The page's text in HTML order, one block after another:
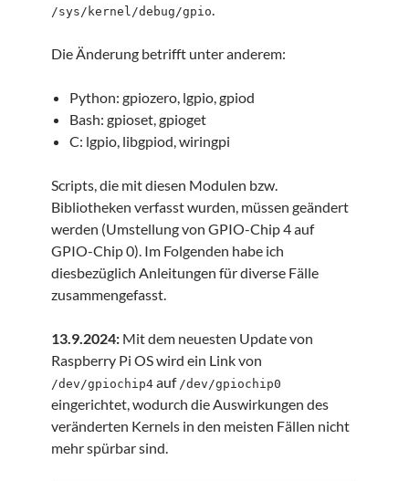
/sys/kernel/debug/gpio.
Die Änderung betrifft unter anderem:
Python: gpiozero, lgpio, gpiod
Bash: gpioset, gpioget
C: lgpio, libgpiod, wiringpi
Scripts, die mit diesen Modulen bzw.
Bibliotheken verfasst wurden, müssen geändert
werden (Umstellung von GPIO-Chip 4 auf
GPIO-Chip 0). Im Folgenden habe ich
diesbezüglich Anleitungen für diverse Fälle
zusammengefasst.
13.9.2024: Mit dem neuesten Update von
Raspberry Pi OS wird ein Link von
/dev/gpiochip4 auf /dev/gpiochip0
eingerichtet, wodurch die Auswirkungen des
veränderten Kernels in den meisten Fällen nicht
mehr spürbar sind.